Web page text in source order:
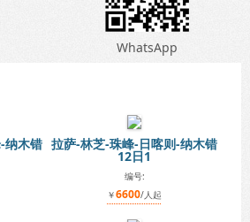
WhatsApp
纳木错 拉萨-林芝-珠峰-日喀则-纳木错
12日1
编号:
￥6600/人起